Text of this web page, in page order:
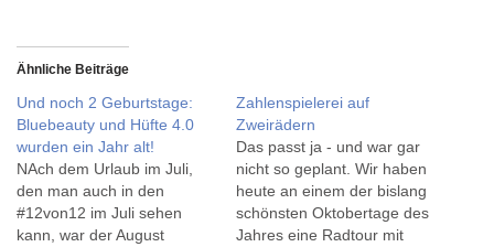
Ähnliche Beiträge
Und noch 2 Geburtstage:
Bluebeauty und Hüfte 4.0
wurden ein Jahr alt!
NAch dem Urlaub im Juli,
den man auch in den
#12von12 im Juli sehen
kann, war der August
Zahlenspielerei auf
Zweirädern
Das passt ja - und war gar
nicht so geplant. Wir haben
heute an einem der bislang
schönsten Oktobertage des
Jahres eine Radtour mit